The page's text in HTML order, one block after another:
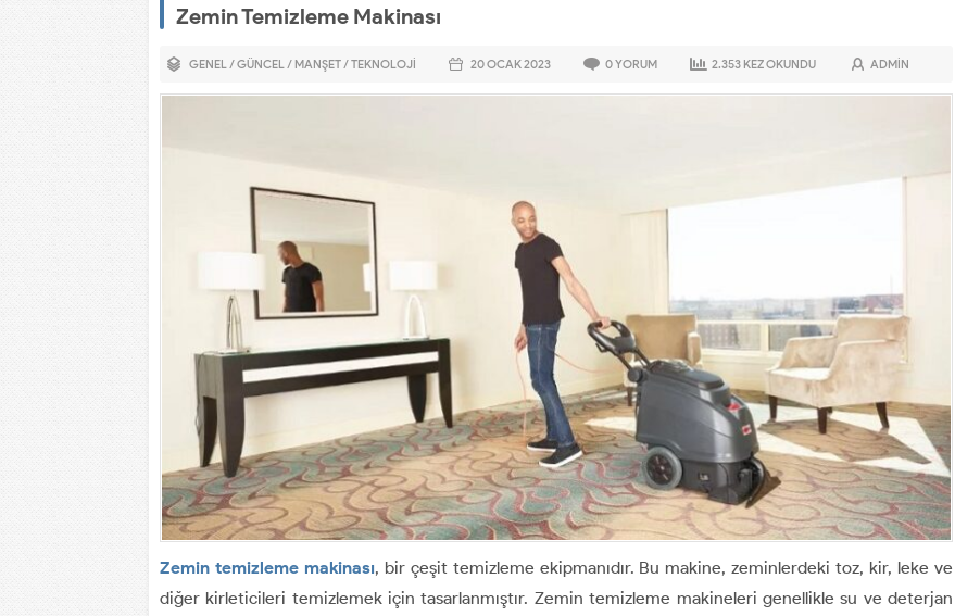
Zemin Temizleme Makinası
GENEL/GÜNCEL/ MANŞET/TEKNOLOJI 20 OCAK2023 0YORUM 2.353 KEZ OKUNDU ADMIN
Zemin temizleme makinası, bir çeşit temizleme ekipmanıdır. Bu makine, zeminlerdeki toz, kir, leke ve
diğer kirleticileri temizlemek için tasarlanmıştır. Zemin temizleme makineleri genellikle su ve deterjan
Sırtlanlar hamile zebraya saldırdı